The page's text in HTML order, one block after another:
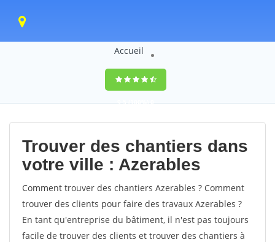
Accueil
9,5(100%)0
votes
Trouver des chantiers dans
votre ville : Azerables
Comment trouver des chantiers Azerables ? Comment
trouver des clients pour faire des travaux Azerables ?
En tant qu'entreprise du bâtiment, il n'est pas toujours
facile de trouver des clients et trouver des chantiers à